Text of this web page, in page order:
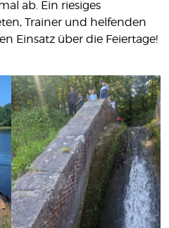
ab. Ein riesiges
Trainer und helfenden
Einsatz über die Feiertage!